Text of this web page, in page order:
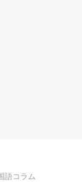
語コラム